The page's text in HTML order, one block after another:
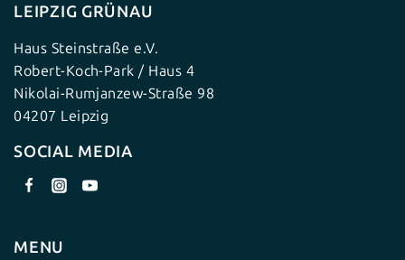
LEIPZIG GRÜNAU
Haus Steinstraße e.V.
Robert-Koch-Park / Haus 4
Nikolai-Rumjanzew-Straße 98
04207 Leipzig
SOCIAL MEDIA
MENU